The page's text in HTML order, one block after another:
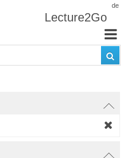
de
Lecture2Go